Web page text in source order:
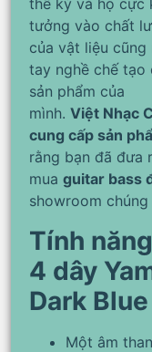
tưởng vào chất
của vật liệu cũng
tay nghề chế tạo
sản phẩm của
mình. Việt Nhạc
cung cấp sản
rằng bạn đã đưa
mua guitar bass
showroom
Tính
4 dây
Dark
Một âm